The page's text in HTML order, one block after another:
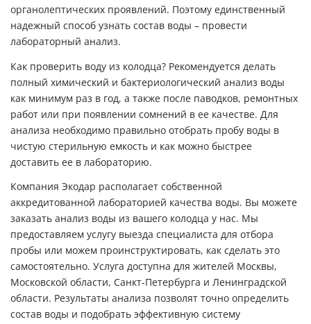
органолептических проявлений. Поэтому единственный
надежный способ узнать состав воды – провести
лабораторный анализ.
Как проверить воду из колодца? Рекомендуется делать
полный химический и бактериологический анализ воды
как минимум раз в год, а также после паводков, ремонтных
работ или при появлении сомнений в ее качестве. Для
анализа необходимо правильно отобрать пробу воды в
чистую стерильную емкость и как можно быстрее
доставить ее в лабораторию.
Компания Экодар располагает собственной
аккредитованной лабораторией качества воды. Вы можете
заказать анализ воды из вашего колодца у нас. Мы
предоставляем услугу выезда специалиста для отбора
пробы или можем проинструктировать, как сделать это
самостоятельно. Услуга доступна для жителей Москвы,
Московской области, Санкт-Петербурга и Ленинградской
области. Результаты анализа позволят точно определить
состав воды и подобрать эффективную систему